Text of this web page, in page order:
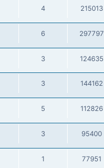
4 215013
6 297797
3 124635
3 144162
5 112826
3 95400
1 77951